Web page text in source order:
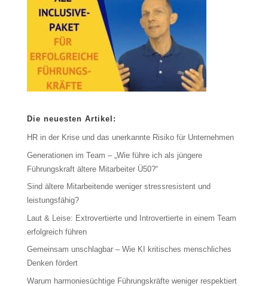
Die neuesten Artikel:
HR in der Krise und das unerkannte Risiko für Unternehmen
Generationen im Team – „Wie führe ich als jüngere
Führungskraft ältere Mitarbeiter Ü50?“
Sind ältere Mitarbeitende weniger stressresistent und
leistungsfähig?
Laut & Leise: Extrovertierte und Introvertierte in einem Team
erfolgreich führen
Gemeinsam unschlagbar – Wie KI kritisches menschliches
Denken fördert
Warum harmoniesüchtige Führungskräfte weniger respektiert